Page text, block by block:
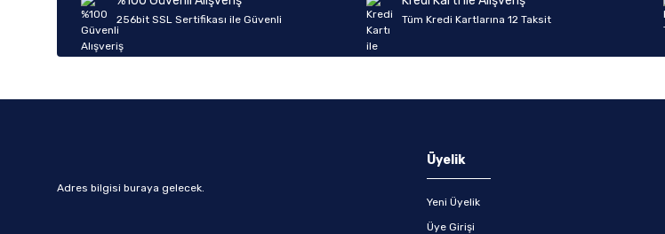
Ürün fiyatı diğer sitelerden daha pahalı.
Bu ürüne benzer farklı alternatifler olmalı.
256bit SSL Sertifikası ile Güvenli Tüm Kredi Kartlarına 12 Taksit
Adres bilgisi buraya gelecek.
Üyelik
Yeni Üyelik
Üye Girişi